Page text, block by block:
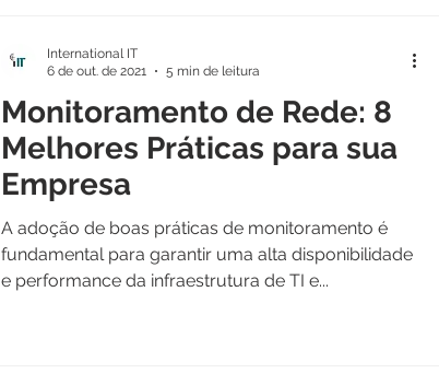
Monitoramento de Rede: 8
Melhores Práticas para sua
Empresa
A adoção de boas práticas de monitoramento é
fundamental para garantir uma alta disponibilidade
e performance da infraestrutura de TI e...
International IT
6 de out. de 2021
5 min de leitura